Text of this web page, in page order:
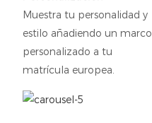
Muestra tu personalidad y
estilo añadiendo un marco
personalizado a tu
matrícula europea.